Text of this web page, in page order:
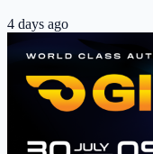
4 days ago